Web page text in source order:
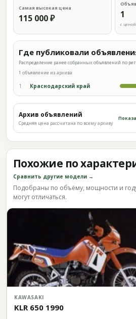
Самая высокая цена
115 000 ₽ 1
с
Где публиковали
Распределение ранее собранных объявлений по
1 объявление из архива
1 Краснодарский край
Архив объявлений
Средняя цена рассчитана по всему архиву
Похожие по
Сравнить другие модели →
Подобраны по объёму, мощности и
могут отличаться.
KAWASAKI
KLR 650 1990